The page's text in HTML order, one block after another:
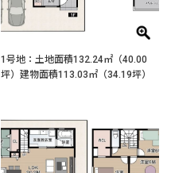
1号地：土地面積132.24㎡（40.00
坪）建物面積113.03㎡（34.19坪）